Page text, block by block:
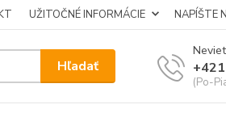
UŽITOČNÉ INFORMÁCIE NAPÍŠTE
Hľadať
(Po-